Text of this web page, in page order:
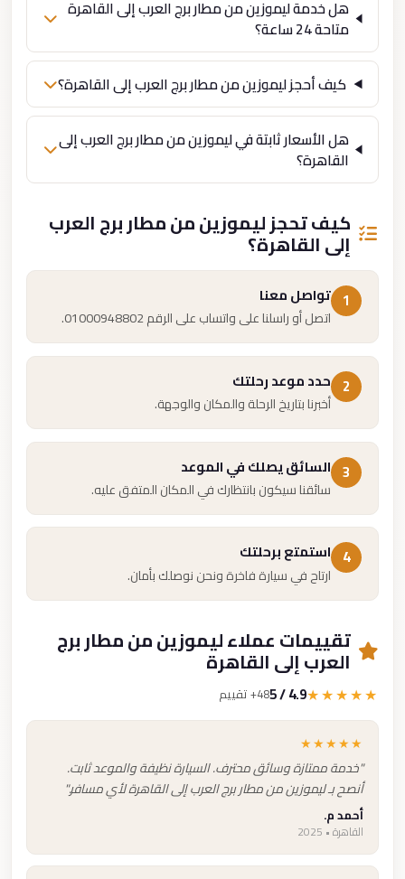
هل خدمة ليموزين من مطار برج العرب إلى القاهرة
متاحة 24 ساعة؟
كيف أحجز ليموزين من مطار برج العرب إلى القاهرة؟
هل الأسعار ثابتة في ليموزين من مطار برج العرب إلى
القاهرة؟
كيف تحجز ليموزين من مطار برج العرب
إلى القاهرة؟
1 تواصل معنا
اتصل أو راسلنا على واتساب على الرقم 01000948802.
2 حدد موعد رحلتك
أخبرنا بتاريخ الرحلة والمكان والوجهة.
3 السائق يصلك في الموعد
سائقنا سيكون بانتظارك في المكان المتفق عليه.
4 استمتع برحلتك
ارتاح في سيارة فاخرة ونحن نوصلك بأمان.
تقييمات عملاء ليموزين من مطار برج
العرب إلى القاهرة
★★★★★
4.9 / 5 48+ تقييم
★★★★★
"خدمة ممتازة وسائق محترف. السيارة نظيفة والموعد ثابت.
أنصح بـ ليموزين من مطار برج العرب إلى القاهرة لأي مسافر."
أحمد م.
القاهرة • 2025